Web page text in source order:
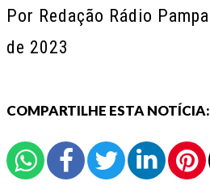
Por Redação Rádio Pampa
de 2023
COMPARTILHE ESTA NOTÍCIA: